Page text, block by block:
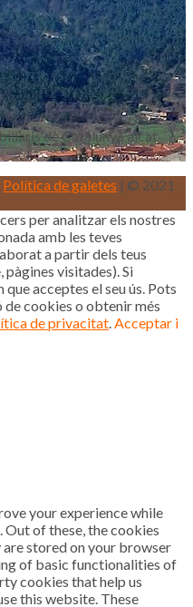
de Catalunya aicat
Política de galetes | © 2021
per analitzar els nostres
amb les teves
a partir dels teus
visitades). Si
acceptes el seu ús. Pots
cookies o obtenir més
de privacitat Acceptar i
your experience while
of these, the cookies
stored on your browser
of basic functionalities of
cookies that help us
this website. These